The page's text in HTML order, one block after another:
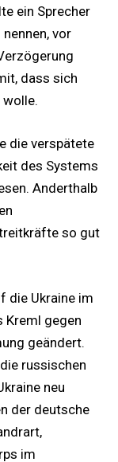
ein Sprecher
vor
dass sich
die verspätete
des Systems
Anderthalb
so gut
die Ukraine im
Kreml gegen
geändert.
russischen
neu
der deutsche
im